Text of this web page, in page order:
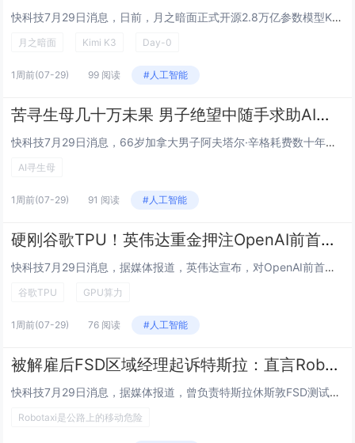
快科技7月29日消息，日前，月之暗面正式开源2.8万亿参数模型Kimi K3，并同步发布模型权重与技术报告。同日，摩尔线程基于AI训推一体智算卡MTT S5000及MUSA软件栈，率先完成Kimi K3的快速适配与稳定运行。摩尔线程表示，此...
月之暗面 Kimi K3 Day-0
1周前(07-29) 99 阅读 #人工智能
苦寻生母几十万未果 男子绝望中随手求助AI：奇迹真出现了！
快科技7月29日消息，66岁加拿大男子阿夫塔尔·辛格耗费数十年寻找亲生母亲，动用档案库、社交平台、私家侦探多方渠道都一无所获。濒临绝望之际，他抱着试试看的心态向AI输入零散记忆线索，竟成功串联关键信息，找到失散半个世纪的母亲与同父异母的妹妹...
AI寻生母
1周前(07-29) 91 阅读 #人工智能
硬刚谷歌TPU！英伟达重金押注OpenAI前首席科学家：全栈供给GPU算力
快科技7月29日消息，据媒体报道，英伟达宣布，对OpenAI前首席科学家伊利亚·苏茨克维（Ilya Sutskever）创立的神秘AI实验室Safe Superintelligence进行了一笔“规模可观”的投资。这笔交易属于双方长期合作框...
谷歌TPU GPU算力
1周前(07-29) 76 阅读 #人工智能
被解雇后FSD区域经理起诉特斯拉：直言Robotaxi是公路上的移动危险
快科技7月29日消息，据媒体报道，曾负责特斯拉休斯敦FSD测试业务的经理哈维尔·梅德拉诺在逐级反映“系统性安全监管缺陷”后遭到解雇，目前正以“非法报复”为由起诉特斯拉。梅德拉诺称，特斯拉既不愿增加资源，也拒绝增聘人员，最终让Robotaxi...
Robotaxi是公路上的移动危险